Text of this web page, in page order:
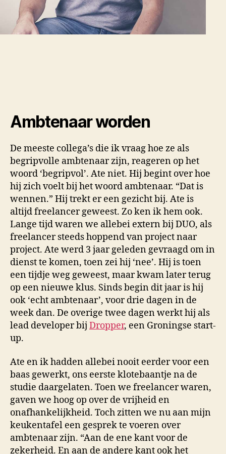
Ambtenaar worden
De meeste collega’s die ik vraag hoe ze als
begripvolle ambtenaar zijn, reageren op het
woord ‘begripvol’. Ate niet. Hij begint over hoe
hij zich voelt bij het woord ambtenaar. “Dat is
wennen.” Hij trekt er een gezicht bij. Ate is
altijd freelancer geweest. Zo ken ik hem ook.
Lange tijd waren we allebei extern bij DUO, als
freelancer steeds hoppend van project naar
project. Ate werd 3 jaar geleden gevraagd om in
dienst te komen, toen zei hij ‘nee’. Hij is toen
een tijdje weg geweest, maar kwam later terug
op een nieuwe klus. Sinds begin dit jaar is hij
ook ‘echt ambtenaar’, voor drie dagen in de
week dan. De overige twee dagen werkt hij als
lead developer bij Dropper, een Groningse start-
up.
Ate en ik hadden allebei nooit eerder voor een
baas gewerkt, ons eerste klotebaantje na de
studie daargelaten. Toen we freelancer waren,
gaven we hoog op over de vrijheid en
onafhankelijkheid. Toch zitten we nu aan mijn
keukentafel een gesprek te voeren over
ambtenaar zijn. “Aan de ene kant voor de
zekerheid. En aan de andere kant ook het